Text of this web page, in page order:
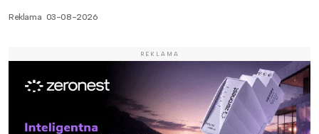
Reklama 03-08-2026
REKLAMA